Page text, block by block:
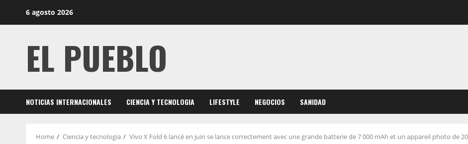
6 agosto 2026
EL PUEBLO
NOTICIAS INTERNACIONALES CIENCIA Y TECNOLOGIA LIFESTYLE NEGOCIOS SANIDAD
Home Ciencia y tecnologia Vivo X Fold 6 lancé en juin se lance correctement avec une grande batterie de 7 000 mAh et un appareil photo de